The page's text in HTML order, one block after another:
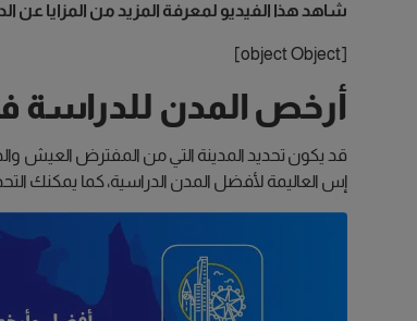
شاهد هذا الفيديو لمعرفة المزيد من المزايا عن
[object Object]
أرخص المدن للدراسة
قد يكون تحديد المدينة التي من المفترض العيش
إس العاليمة لأفضل المدن الدراسية، كما يمكنك